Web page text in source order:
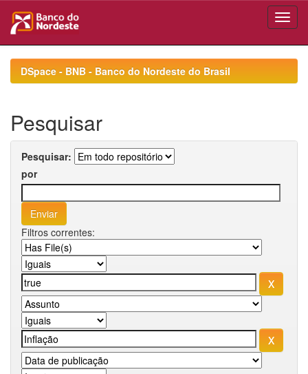
navigationDSpace - BNB - Banco do Nordeste do Brasil
Pesquisar
Pesquisar:
por
Filtros correntes: